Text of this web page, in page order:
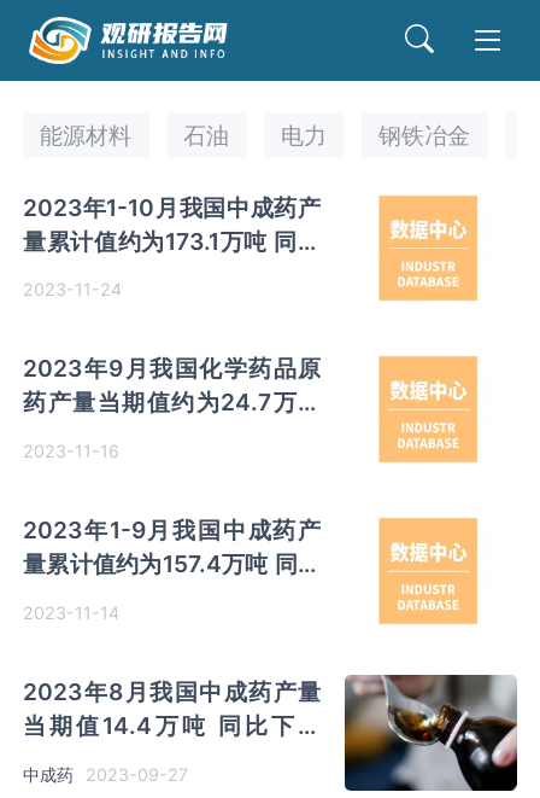
能源材料 石油 电力 钢铁冶金
2023年1-10月我国中成药产
量累计值约为173.1万吨 同比
2023-11-24
2023年9月我国化学药品原
药产量当期值约为24.7万吨
2023-11-16
2023年1-9月我国中成药产
量累计值约为157.4万吨 同比
2023-11-14
2023年8月我国中成药产量
当期值14.4万吨 同比下降
13.77%
中成药 2023-09-27